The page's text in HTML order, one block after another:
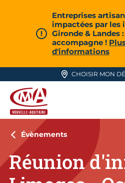
Entreprises
impactées par les
Gironde & Landes
accompagne !
d'informations
CHOISIR MON
CMA Nouvelle-Aquitaine
Évènements
Réunion